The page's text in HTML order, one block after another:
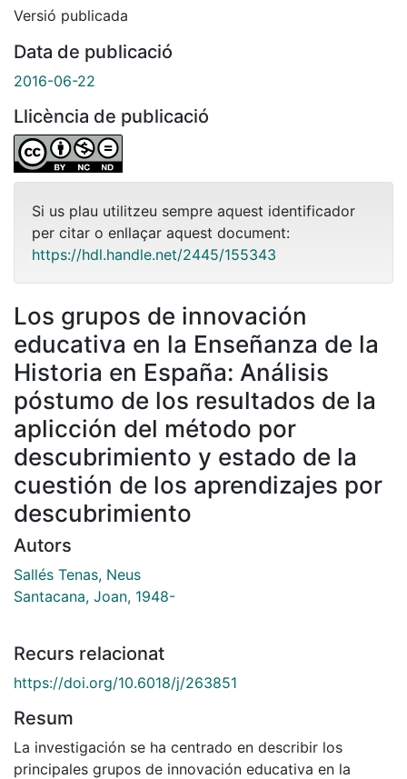
Versió publicada
Data de publicació
2016-06-22
Llicència de publicació
Si us plau utilitzeu sempre aquest identificador
per citar o enllaçar aquest document:
https://hdl.handle.net/2445/155343
Los grupos de innovación
educativa en la Enseñanza de la
Historia en España: Análisis
póstumo de los resultados de la
aplicción del método por
descubrimiento y estado de la
cuestión de los aprendizajes por
descubrimiento
Autors
Sallés Tenas, Neus
Santacana, Joan, 1948-
Recurs relacionat
https://doi.org/10.6018/j/263851
Resum
La investigación se ha centrado en describir los
principales grupos de innovación educativa en la